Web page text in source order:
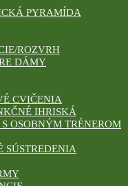
PYRAMÍDA
ROZVRH
DÁMY
CVIČENIA
IHRISKÁ
OSOBNÝM TRÉNEROM
SÚSTREDENIA